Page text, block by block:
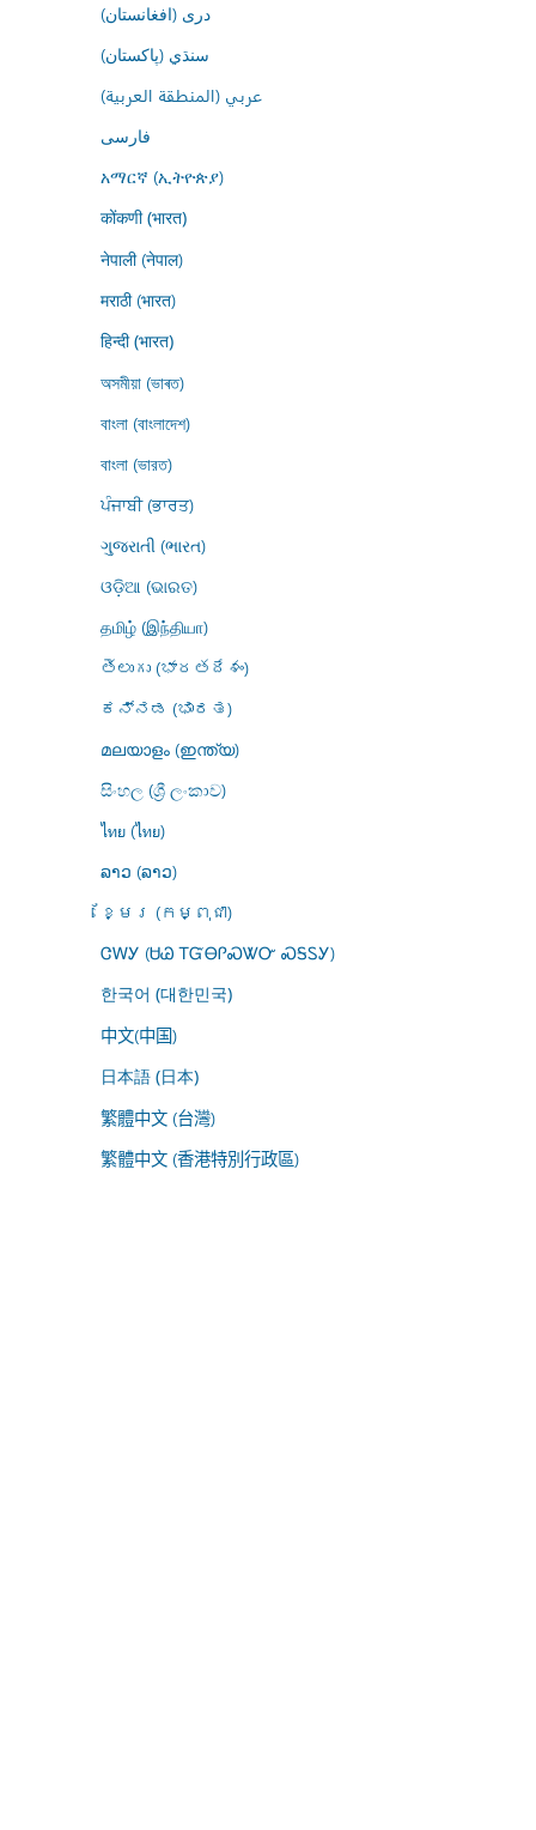
درى (افغانستان)
سنڌي (پاکستان)
عربي (المنطقة العربية)
فارسى
አማርኛ (ኢትዮጵያ)
कोंकणी (भारत)
नेपाली (नेपाल)
मराठी (भारत)
हिन्दी (भारत)
অসমীয়া (ভাৰত)
বাংলা (বাংলাদেশ)
বাংলা (ভারত)
ਪੰਜਾਬੀ (ਭਾਰਤ)
ગુજરાતી (ભારત)
ଓଡ଼ିଆ (ଭାରତ)
தமிழ் (இந்தியா)
తెలుగు (భారతదేశం)
ಕನ್ನಡ (ಭಾರತ)
മലയാളം (ഇന്ത്യ)
සිංහල (ශ්‍රී ලංකාව)
ไทย (ไทย)
ລາວ (ລາວ)
ខ្មែរ (កម្ពុជា)
ᏣᎳᎩ (ᏌᏊ ᎢᏳᎾᎵᏍᏔᏅ ᏍᎦᏚᎩ)
한국어 (대한민국)
中文(中国)
日本語 (日本)
繁體中文 (台灣)
繁體中文 (香港特別行政區)